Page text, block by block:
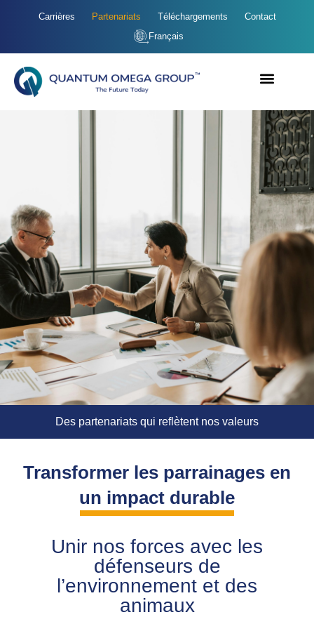
Carrières Partenariats Téléchargements
Contact
Français
Des partenariats qui reflètent nos valeurs
Transformer les parrainages en
un impact durable
Unir nos forces avec les
défenseurs de
l’environnement et des
animaux